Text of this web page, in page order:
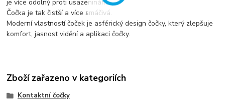
je více odolný proti usazeninám.
Čočka je tak čistší a více smáčivá.
Moderní vlastností čoček je asférický design čočky, který zlepšuje
komfort, jasnost vidění a aplikaci čočky.
Zboží zařazeno v kategoriích
Kontaktní čočky